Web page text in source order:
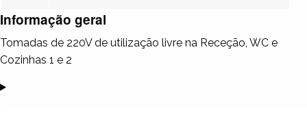
Informação geral
Tomadas de 220V de utilização livre na Receção, WC e
Cozinhas 1 e 2